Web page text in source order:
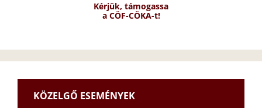
Kérjük, támogassa
a CÖF-CÖKA-t!
KÖZELGŐ ESEMÉNYEK